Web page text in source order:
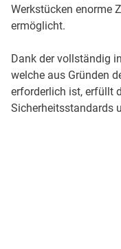
Werkstücken enorme
ermöglicht.
Dank der vollständig
welche aus Gründen
erforderlich ist, erfüllt
Sicherheitsstandards